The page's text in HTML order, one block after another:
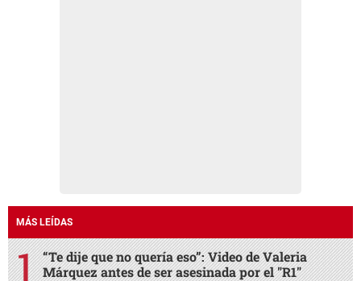
MÁS LEÍDAS
“Te dije que no quería eso”: Video de Valeria
Márquez antes de ser asesinada por el "R1"